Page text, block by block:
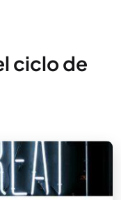
ciclo de